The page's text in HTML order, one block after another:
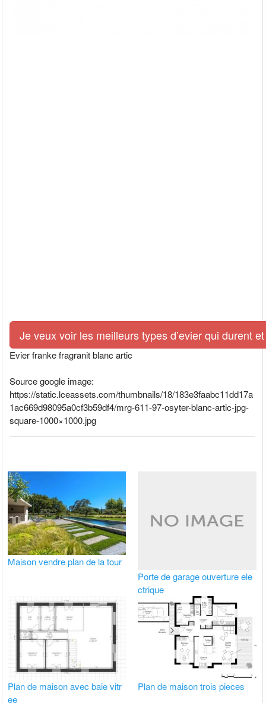
Je veux voir les meilleurs types d’evier qui durent
Evier franke fragranit blanc artic
Source google image:
https://static.lceassets.com/thumbnails/18/183e3faabc11dd17a
1ac669d98095a0cf3b59df4/mrg-611-97-osyter-blanc-artic-jpg-
square-1000×1000.jpg
Maison vendre plan de la tour
Porte de garage ouverture ele
ctrique
Plan de maison avec baie vitr
ee
Plan de maison trois pieces